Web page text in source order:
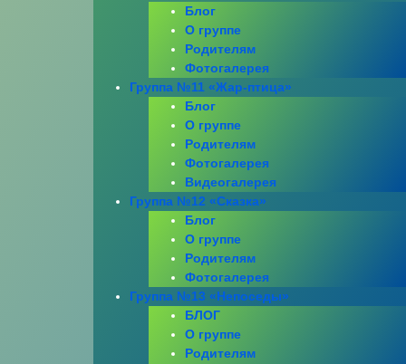
Блог
О группе
Родителям
Фотогалерея
Группа №11 «Жар-птица»
Блог
О группе
Родителям
Фотогалерея
Видеогалерея
Группа №12 «Сказка»
Блог
О группе
Родителям
Фотогалерея
Группа №13 «Непоседы»
БЛОГ
О группе
Родителям